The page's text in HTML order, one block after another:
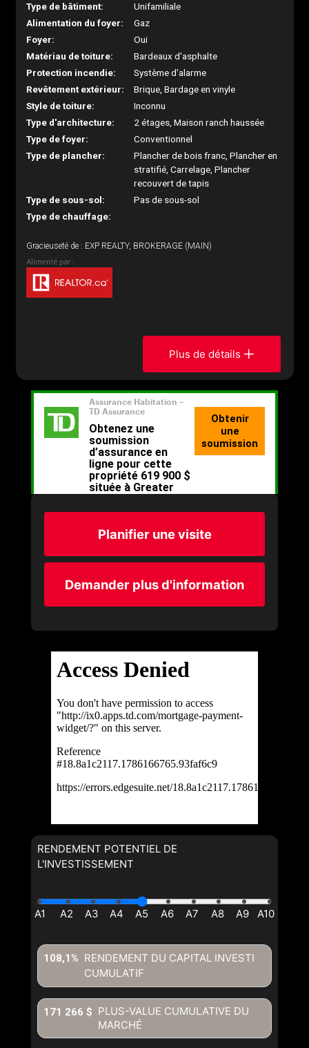
Type de bâtiment:
Unifamiliale
Alimentation du foyer:
Gaz
Foyer:
Oui
Matériau de toiture:
Bardeaux d'asphalte
Protection incendie:
Système d'alarme
Revêtement extérieur:
Brique, Bardage en vinyle
Style de toiture:
Inconnu
Type d'architecture:
2 étages, Maison ranch haussée
Type de foyer:
Conventionnel
Type de plancher:
Plancher de bois franc, Plancher en
stratifié, Carrelage, Plancher
recouvert de tapis
Type de sous-sol:
Pas de sous-sol
Type de chauffage:
Gracieuseté de : EXP REALTY, BROKERAGE (MAIN)
Plus de détails
Planifier une visite
Demander plus d'information
RENDEMENT POTENTIEL DE
L'INVESTISSEMENT
RENDEMENT DU CAPITAL INVESTI
CUMULATIF
108,1%
PLUS-VALUE CUMULATIVE DU
MARCHÉ
171 266 $